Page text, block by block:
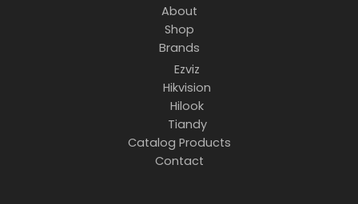
About
Shop
Brands
Ezviz
Hikvision
Hilook
Tiandy
Catalog Products
Contact